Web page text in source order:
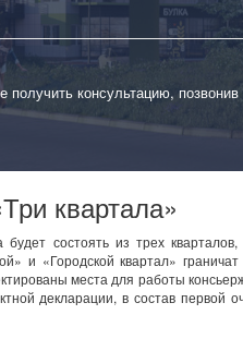
получить консультацию,
квартала»
будет состоять из трех
и «Городской квартал»
места для работы
декларации, в состав